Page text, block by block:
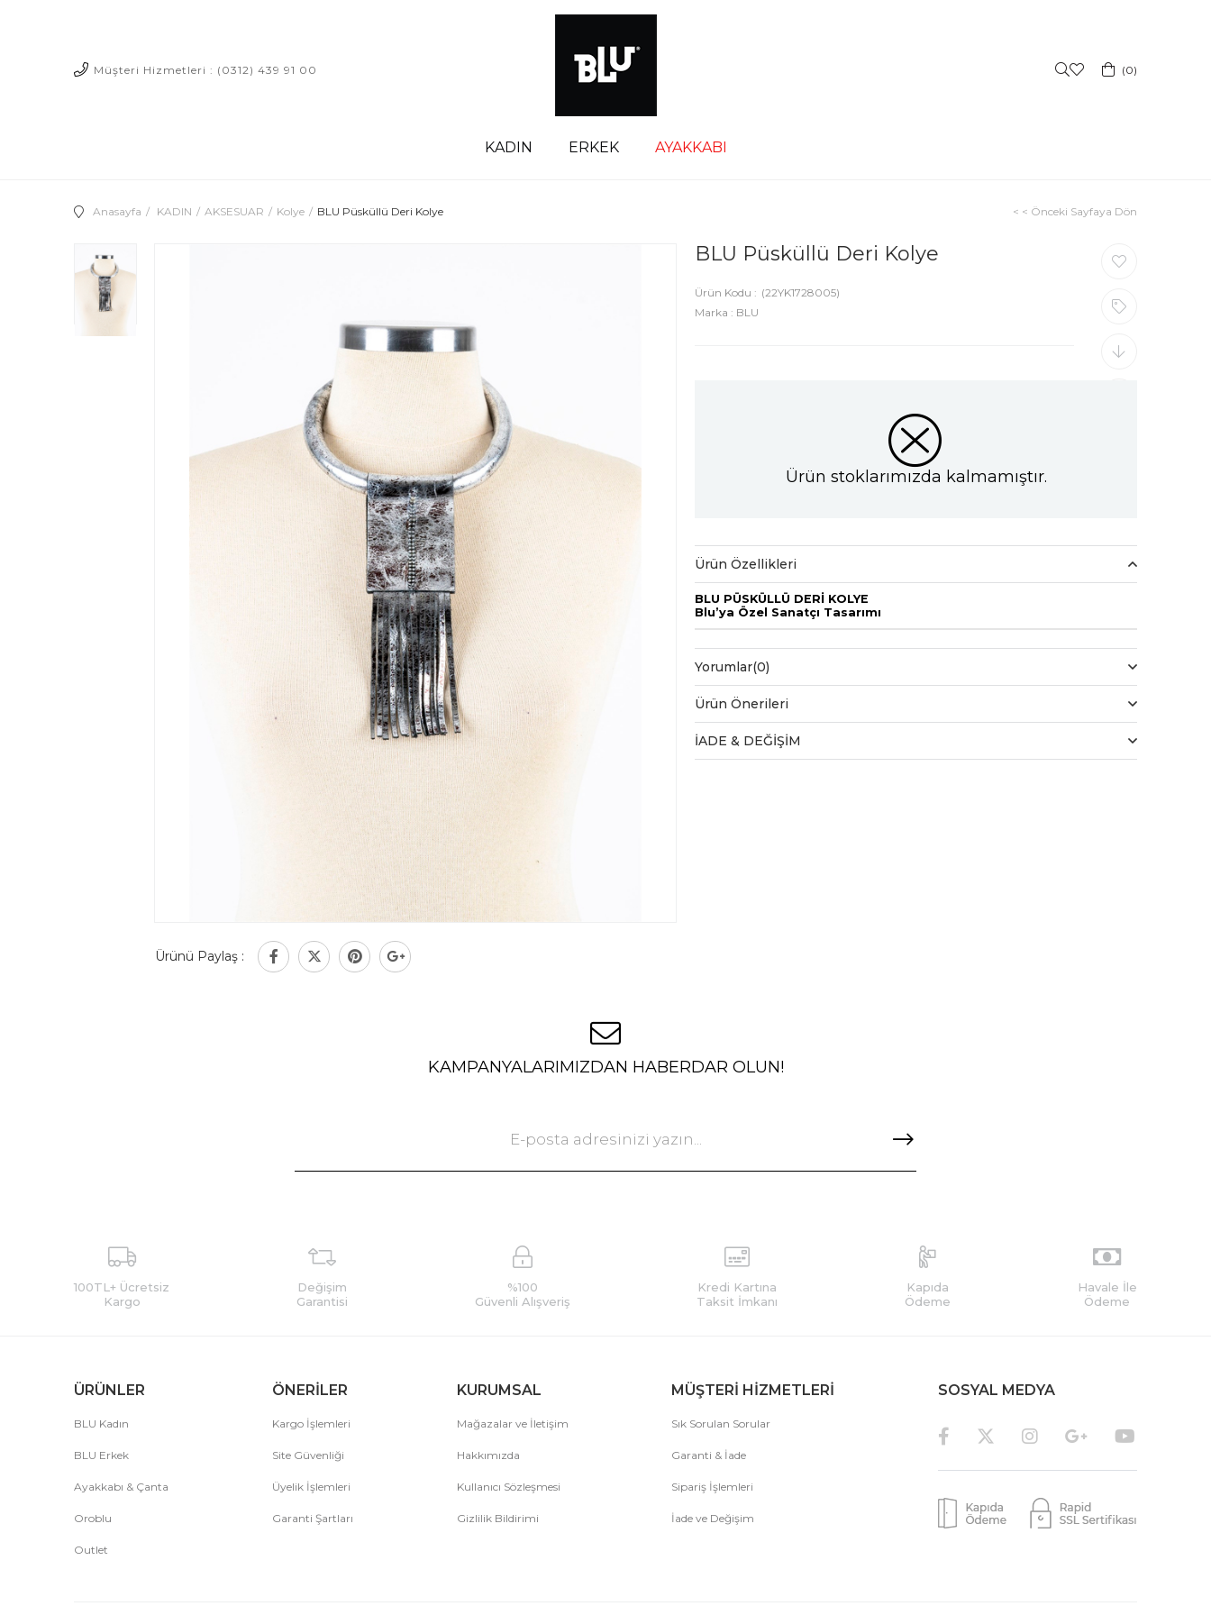
Müşteri Hizmetleri : (0312) 439 91 00 0
KADIN ERKEK AYAKKABI
Anasayfa KADIN AKSESUAR Kolye BLU Püsküllü Deri Kolye < < Önceki Sayfaya Dön
Ürünü Paylaş :
BLU Püsküllü Deri Kolye
(22YK1728005)
Marka : BLU
Ürün stoklarımızda kalmamıştır.
Ürün Özellikleri
BLU PÜSKÜLLÜ DERİ KOLYE
Blu’ya Özel Sanatçı Tasarımı
Yorumlar(0)
Ürün Önerileri
İADE & DEĞİŞİM
KAMPANYALARIMIZDAN HABERDAR OLUN!
100TL+ Ücretsiz
Kargo
Değişim
Garantisi
%100
Güvenli Alışveriş
Kredi Kartına
Taksit İmkanı
Kapıda
Ödeme
Havale İle
Ödeme
ÜRÜNLER
BLU Kadın
BLU Erkek
Ayakkabı & Çanta
Oroblu
Outlet
ÖNERİLER
Kargo İşlemleri
Site Güvenliği
Üyelik İşlemleri
Garanti Şartları
KURUMSAL
Mağazalar ve İletişim
Hakkımızda
Kullanıcı Sözleşmesi
Gizlilik Bildirimi
MÜŞTERİ HİZMETLERİ
Sık Sorulan Sorular
Garanti & İade
Sipariş İşlemleri
İade ve Değişim
SOSYAL MEDYA